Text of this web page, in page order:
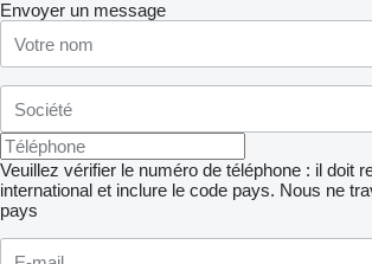
Envoyer un message
Veuillez vérifier le numéro de téléphone : il doit
international et inclure le code pays. Nous ne
pays